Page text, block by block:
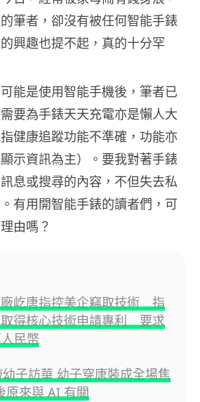
筆者，卻沒有被任何智能手錶
興趣也提不起，真的十分罕
能是使用智能手機後，筆者已
要為手錶天天充電亦是懶人大
健康追蹤功能不準確，功能亦
示資訊為主）。要我對著手錶
息或搜尋的內容，不但失去私
有用開智能手錶的讀者們，可
由嗎？
屹唐指控美企竊取技術 指
得核心技術申請專利 要求
民幣
子訪華 幼子穿唐裝成全場焦
原來與 AI 有關